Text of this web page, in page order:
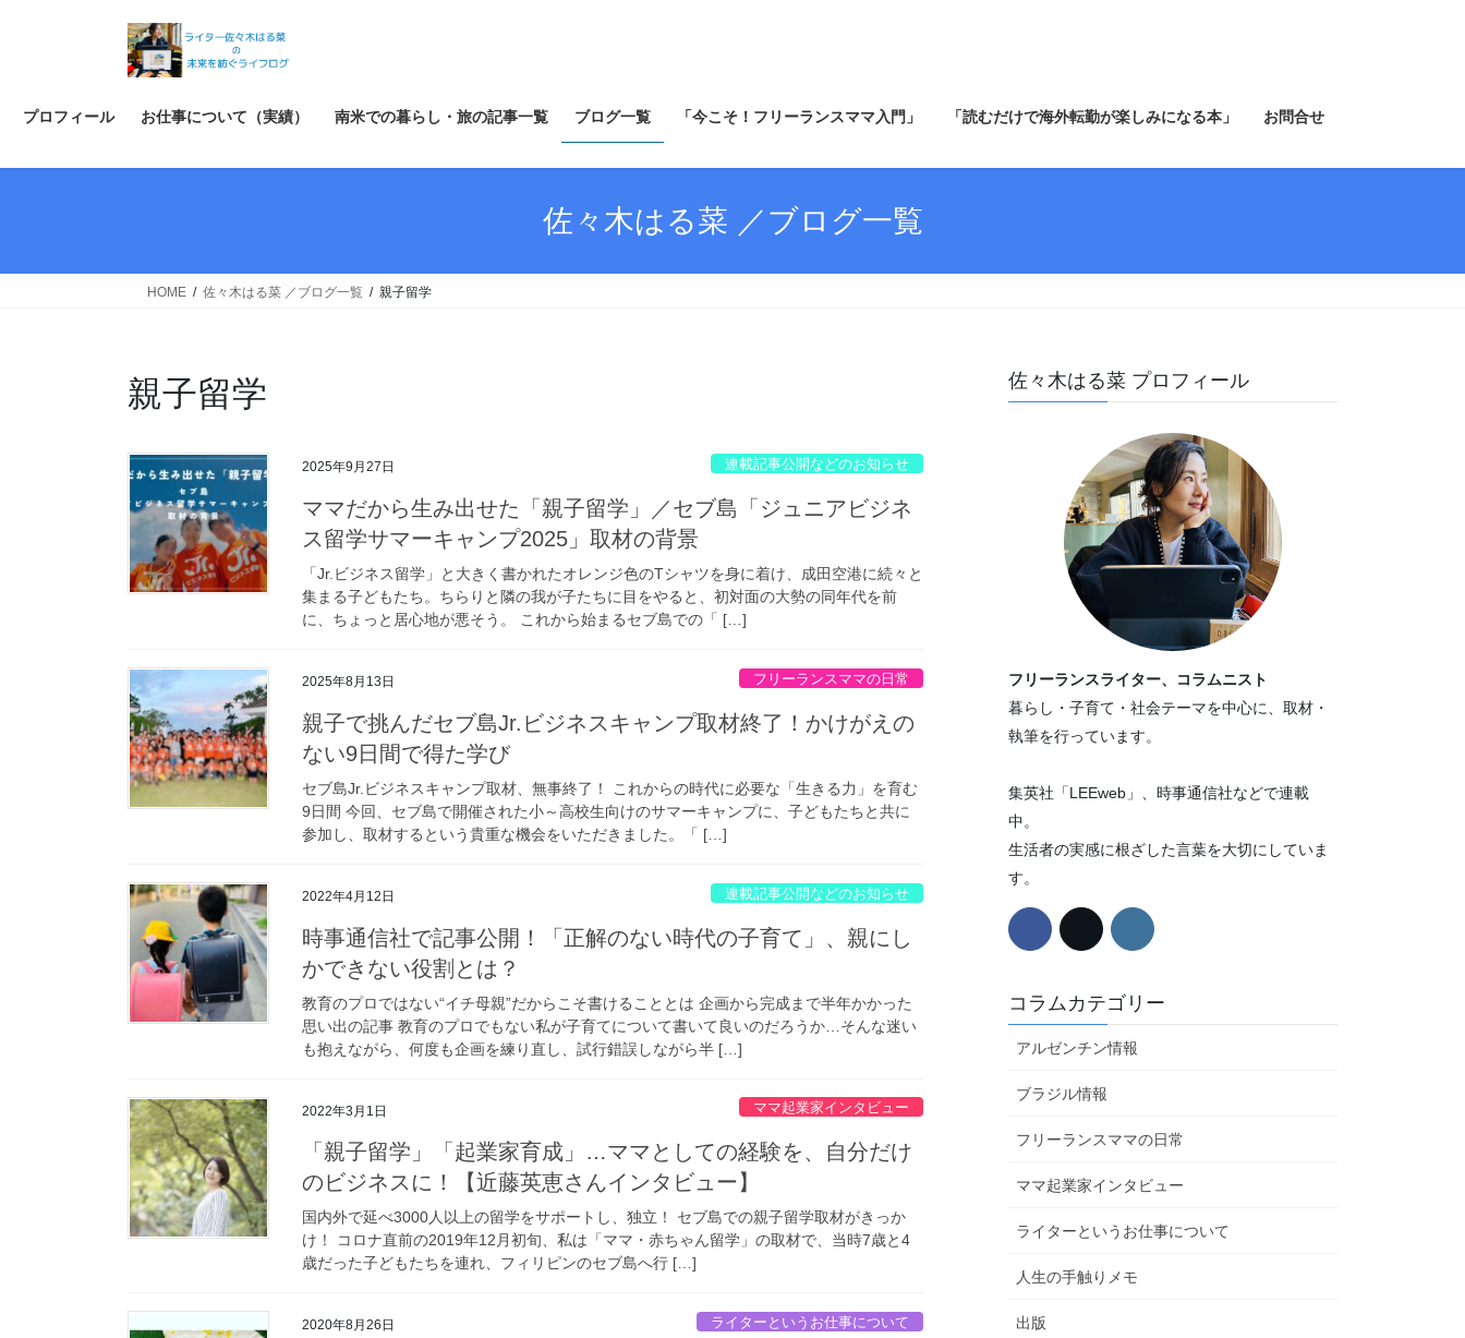
ス
ン
プロフィール お仕事について（実績） 南米での暮らし・旅の記事一覧 ブログ一覧 「今こそ！フリーランスママ入門」 「読むだけで海外転勤が楽しみになる本」 お問合せ
佐々木はる菜 ／ブログ一覧
HOME 佐々木はる菜 ／ブログ一覧 親子留学
親子留学
2025年9月27日 連載記事公開などのお知らせ
ママだから生み出せた「親子留学」／セブ島「ジュニアビジネ
ス留学サマーキャンプ2025」取材の背景
「Jr.ビジネス留学」と大きく書かれたオレンジ色のTシャツを身に着け、成田空港に続々と
集まる子どもたち。ちらりと隣の我が子たちに目をやると、初対面の大勢の同年代を前
に、ちょっと居心地が悪そう。 これから始まるセブ島での「 […]
2025年8月13日 フリーランスママの日常
親子で挑んだセブ島Jr.ビジネスキャンプ取材終了！かけがえの
ない9日間で得た学び
セブ島Jr.ビジネスキャンプ取材、無事終了！ これからの時代に必要な「生きる力」を育む
9日間 今回、セブ島で開催された小～高校生向けのサマーキャンプに、子どもたちと共に
参加し、取材するという貴重な機会をいただきました。「 […]
2022年4月12日 連載記事公開などのお知らせ
時事通信社で記事公開！「正解のない時代の子育て」、親にし
かできない役割とは？
教育のプロではない“イチ母親”だからこそ書けることとは 企画から完成まで半年かかった
思い出の記事 教育のプロでもない私が子育てについて書いて良いのだろうか…そんな迷い
も抱えながら、何度も企画を練り直し、試行錯誤しながら半 […]
2022年3月1日 ママ起業家インタビュー
「親子留学」「起業家育成」…ママとしての経験を、自分だけ
のビジネスに！【近藤英恵さんインタビュー】
国内外で延べ3000人以上の留学をサポートし、独立！ セブ島での親子留学取材がきっか
け！ コロナ直前の2019年12月初旬、私は「ママ・赤ちゃん留学」の取材で、当時7歳と4
歳だった子どもたちを連れ、フィリピンのセブ島へ行 […]
2020年8月26日 ライターというお仕事について
佐々木はる菜 プロフィール
フリーランスライター、コラムニスト
暮らし・子育て・社会テーマを中心に、取材・
執筆を行っています。
集英社「LEEweb」、時事通信社などで連載
中。
生活者の実感に根ざした言葉を大切にしていま
す。
コラムカテゴリー
アルゼンチン情報
ブラジル情報
フリーランスママの日常
ママ起業家インタビュー
ライターというお仕事について
人生の手触りメモ
出版